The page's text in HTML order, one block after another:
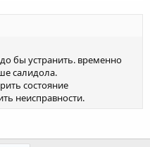
бы устранить. временно
салидола.
состояние
неисправности.